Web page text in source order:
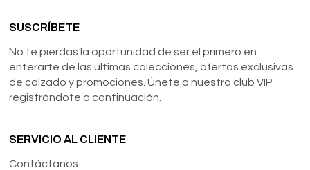
SUSCRÍBETE
No te pierdas la oportunidad de ser el primero en
enterarte de las últimas colecciones, ofertas exclusivas
de calzado y promociones. Únete a nuestro club VIP
registrándote a continuación.
SERVICIO AL CLIENTE
Contáctanos